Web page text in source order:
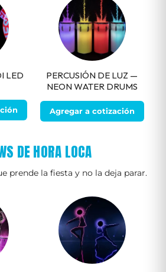
LED
PERCUSIÓN DE LUZ —
NEON WATER DRUMS
Agregar a cotización
DE HORA LOCA
prende la fiesta y no la deja parar.